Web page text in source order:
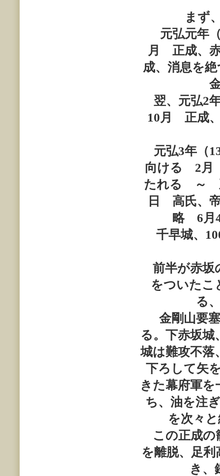
まず
元弘元年
月 正成、
成、消息を
翌、元弘2
10月 正成
元弘3年（
向ける 2月
たれる ～
日 高氏、
略 6月
千早城、
前半が赤坂
をついたこ
る
金剛山要
る。下赤坂城
城は難攻不落
下ろして矢
きた幕府軍
ち、油を注
を次々
この正成の
を離脱、足
き、